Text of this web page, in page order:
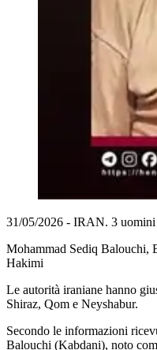
31/05/2026 - IRAN. 3 uomini
Mohammad Sediq Balouchi,
Hakimi
Le autorità iraniane hanno
Shiraz, Qom e Neyshabur.
Secondo le informazioni
Balouchi (Kabdani), noto